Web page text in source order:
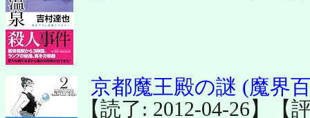
京都魔王殿の謎 (魔界
【読了: 2012-04-26】【